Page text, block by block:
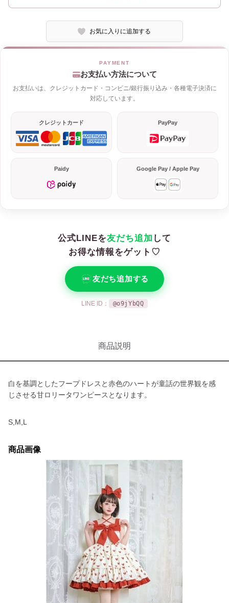
お気に入りに追加する
お支払い方法について
お支払いは、クレジットカード・コンビニ/銀行振り込み・各種電子決済に
対応しています。
クレジットカード PayPay
Paidy Google Pay / Apple Pay
公式LINEを友だち追加 して
お得な情報をゲット♡
友だち追加する
LINE ID： @o9jYbQQ
商品説明
白を基調としたフープドレスと赤色のハートが童話の世界観を感
じさせる甘ロリータワンピースとなります。
S,M,L
商品画像